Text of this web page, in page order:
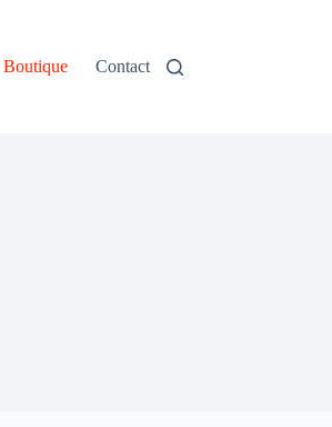
Boutique Contact